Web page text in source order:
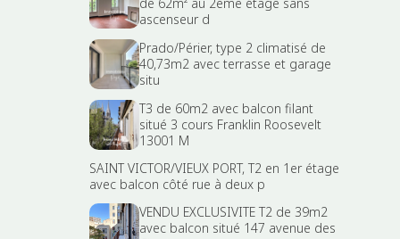
ascenseur d
Prado/Périer, type 2 climatisé de
40,73m2 avec terrasse et garage
situ
T3 de 60m2 avec balcon filant
situé 3 cours Franklin Roosevelt
13001 M
SAINT VICTOR/VIEUX PORT, T2 en 1er étage
avec balcon côté rue à deux p
VENDU EXCLUSIVITE T2 de 39m2
avec balcon situé 147 avenue des